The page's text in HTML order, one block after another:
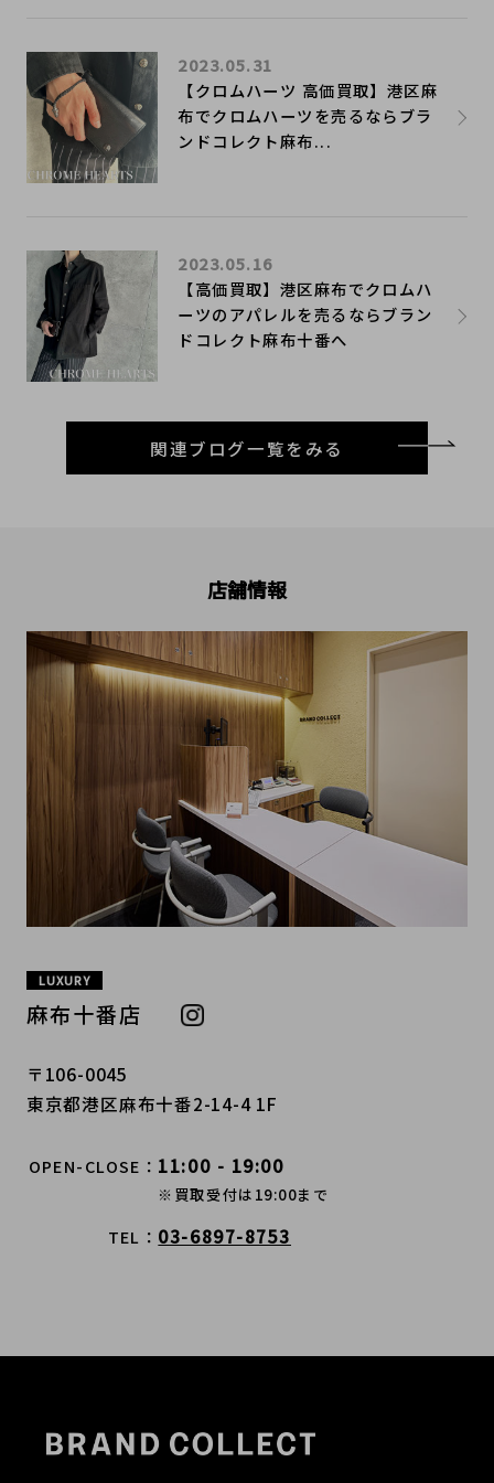
【クロムハーツ 高価買取】港区麻
布でクロムハーツを売るならブラ
ンドコレクト麻布...
2023.05.31
【高価買取】港区麻布でクロムハ
ーツのアパレルを売るならブラン
ドコレクト麻布十番へ
2023.05.16
関連ブログ一覧をみる
店舗情報
LUXURY
麻布十番店
〒106-0045
東京都港区麻布十番2-14-4 1F
OPEN-CLOSE 11:00 - 19:00
※買取受付は19:00まで
TEL 03-6897-8753